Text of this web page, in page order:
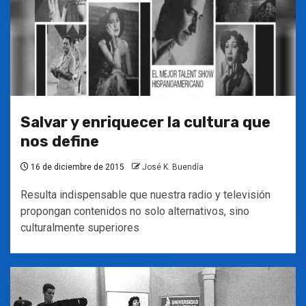
Salvar y enriquecer la cultura que
nos define
16 de diciembre de 2015 José K. Buendía
Resulta indispensable que nuestra radio y televisión
propongan contenidos no solo alternativos, sino
culturalmente superiores